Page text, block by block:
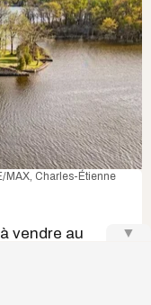
MAX, Charles-Étienne
vendre au
▼